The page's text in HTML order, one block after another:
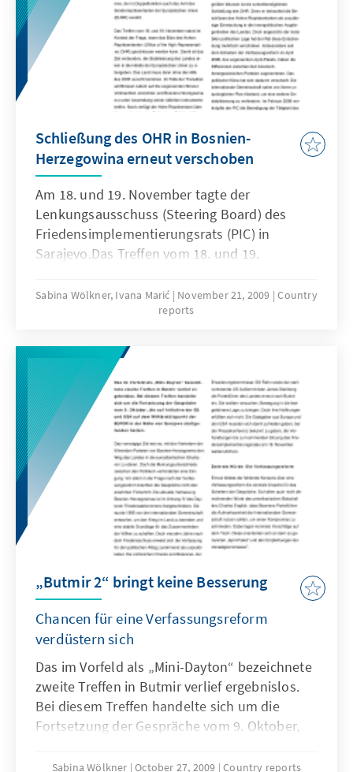
Schließung des OHR in Bosnien-
Herzegowina erneut verschoben
Am 18. und 19. November tagte der
Lenkungsausschuss (Steering Board) des
Friedensimplementierungsrats (PIC) in
Sarajevo.Das Treffen vom 18. und 19.
das Büro des Hohen Repräsentanten (Office
of the High Representative; OHR) geschlossen
die Stabilisierung des Landes allein in die
Hände der Europäischen Union zu übergeben.
Das Land muss dann ohne die Hilfe des OHR
zurecht kommen.
Sabina Wölkner, Ivana Marić November 21, 2009 Country
reports
„Butmir 2“ bringt keine Besserung
Chancen für eine Verfassungsreform
verdüstern sich
Das im Vorfeld als „Mini-Dayton“ bezeichnete
zweite Treffen in Butmir verlief ergebnislos.
Bei diesem Treffen handelte sich um die
Fortsetzung der Gespräche vom 9. Oktober,
Militärstützpunkt der EUFOR in der Nähe von
Sabina Wölkner October 27, 2009 Country reports